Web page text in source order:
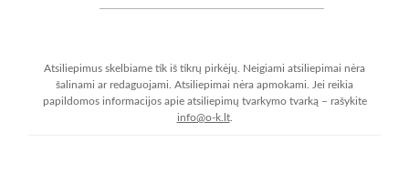
Atsiliepimus skelbiame tik iš tikrų pirkėjų. Neigiami atsiliepimai nėra
šalinami ar redaguojami. Atsiliepimai nėra apmokami. Jei reikia
papildomos informacijos apie atsiliepimų tvarkymo tvarką – rašykite
info@o-k.lt.